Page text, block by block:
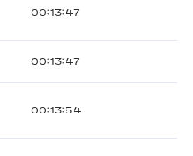
00:13:47
00:13:47
00:13:54